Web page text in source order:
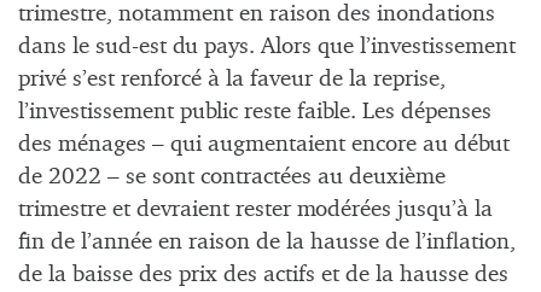
trimestre, notamment en raison des inondations
dans le sud-est du pays. Alors que l’investissement
privé s’est renforcé à la faveur de la reprise,
l’investissement public reste faible. Les dépenses
des ménages – qui augmentaient encore au début
de 2022 – se sont contractées au deuxième
trimestre et devraient rester modérées jusqu’à la
fin de l’année en raison de la hausse de l’inflation,
de la baisse des prix des actifs et de la hausse des